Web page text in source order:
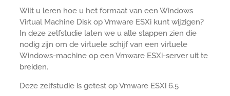
Wilt u leren hoe u het formaat van een Windows
Virtual Machine Disk op Vmware ESXi kunt wijzigen?
In deze zelfstudie laten we u alle stappen zien die
nodig zijn om de virtuele schijf van een virtuele
Windows-machine op een Vmware ESXi-server uit te
breiden.
Deze zelfstudie is getest op Vmware ESXi 6.5